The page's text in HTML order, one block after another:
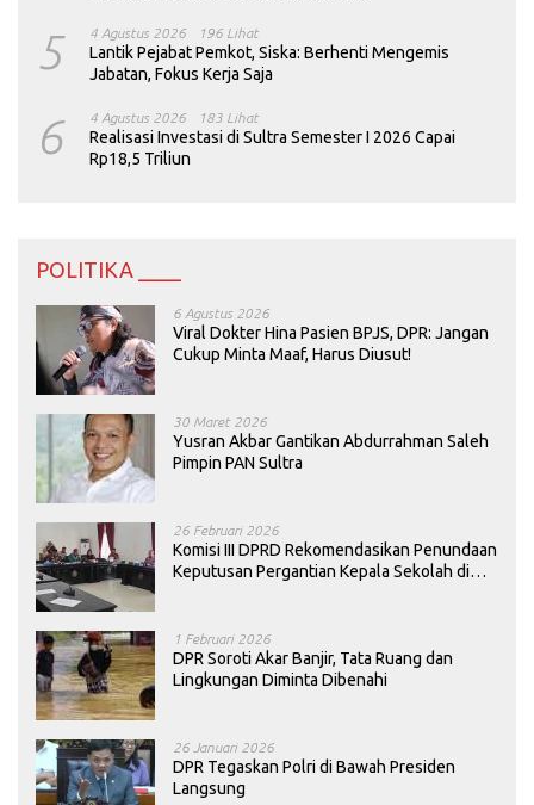
5 4 Agustus 2026 196 Lihat
Lantik Pejabat Pemkot, Siska: Berhenti Mengemis
Jabatan, Fokus Kerja Saja
6 4 Agustus 2026 183 Lihat
Realisasi Investasi di Sultra Semester I 2026 Capai
Rp18,5 Triliun
POLITIKA ____
6 Agustus 2026
Viral Dokter Hina Pasien BPJS, DPR: Jangan
Cukup Minta Maaf, Harus Diusut!
30 Maret 2026
Yusran Akbar Gantikan Abdurrahman Saleh
Pimpin PAN Sultra
26 Februari 2026
Komisi III DPRD Rekomendasikan Penundaan
Keputusan Pergantian Kepala Sekolah di
1 Februari 2026
DPR Soroti Akar Banjir, Tata Ruang dan
Lingkungan Diminta Dibenahi
26 Januari 2026
DPR Tegaskan Polri di Bawah Presiden
Langsung